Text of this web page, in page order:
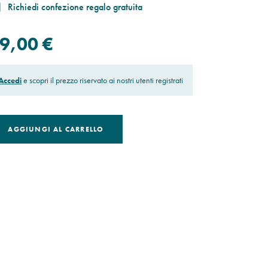
Richiedi confezione regalo gratuita
€
e scopri il prezzo riservato ai nostri utenti registrati
AGGIUNGI AL CARRELLO